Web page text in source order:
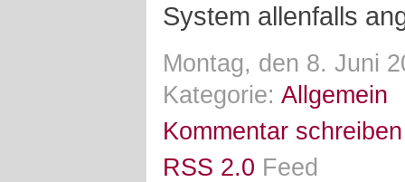
System allenfalls
Montag, den 8. Juni
Kategorie: Allgemein
Kommentar schreiben
RSS 2.0 Feed